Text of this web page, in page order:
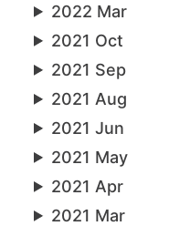
2022 Mar
2021 Oct
2021 Sep
2021 Aug
2021 Jun
2021 May
2021 Apr
2021 Mar